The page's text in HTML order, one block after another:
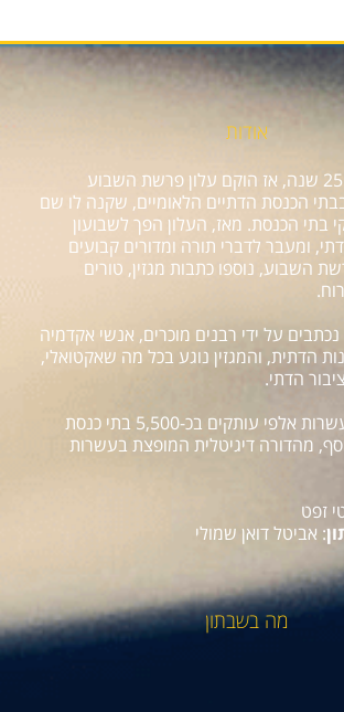
אודות
הכל התחיל לפני 25 שנה, אז הוקם עלון פרשת השבוע
הכנסת הדתיים הלאומיים, שקנה לו שם
בתי הכנסת. מאז, העלון הפך לשבועון
ומעבר לדברי תורה ומדורים קבועים
השבוע, נוספו כתבות מגזין, טורים
על ידי רבנים מוכרים, אנשי אקדמיה
הדתית, והמגזין נוגע בכל מה שאקטואלי,
הדתי.
השבועון מופץ בעשרות אלפי עותקים בכ-5,500 בתי כנסת
מהדורה דיגיטלית המופצת בעשרות
זפט
: אביטל דואן שמולי
מה בשבתון